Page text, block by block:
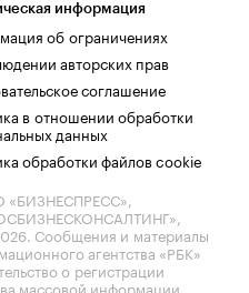
информация
об ограничениях
авторских прав
соглашение
в отношении обработки
данных
обработки файлов cookie
. Сообщения и материалы
агентства «РБК»
о регистрации
массовой информации